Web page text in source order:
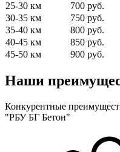
25-30 км
700 руб.
30-35 км
750 руб.
35-40 км
800 руб.
40-45 км
850 руб.
45-50 км
900 руб.
Наши
Конкурентные
"РБУ БГ Бетон"